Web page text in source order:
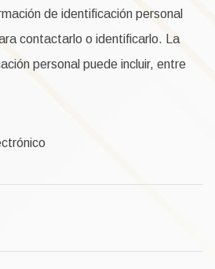
de identificación personal
contactarlo o identificarlo. La
personal puede incluir, entre